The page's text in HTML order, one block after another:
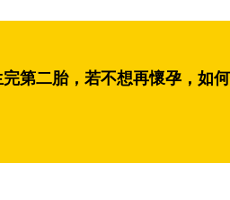
第二胎，若不想再懷孕，如